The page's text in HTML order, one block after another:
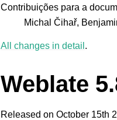
Contribuições para a
Michal Čihař,
All changes in detail .
Weblate
Released on October 15th